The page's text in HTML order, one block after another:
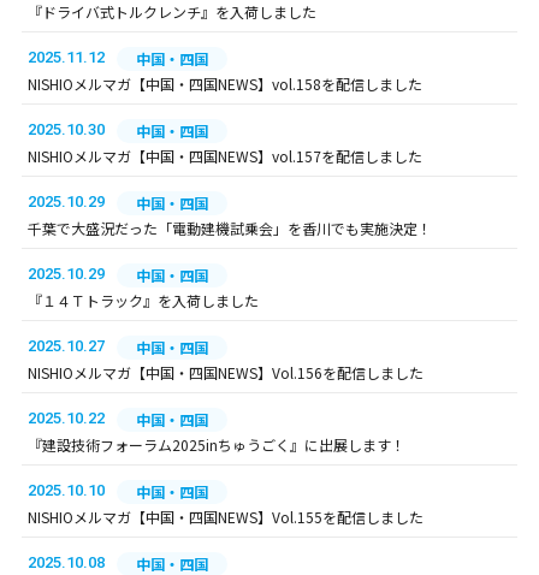
『ドライバ式トルクレンチ』を入荷しました
2025.11.12
中国・四国
NISHIOメルマガ【中国・四国NEWS】vol.158を配信しました
2025.10.30
中国・四国
NISHIOメルマガ【中国・四国NEWS】vol.157を配信しました
2025.10.29
中国・四国
千葉で大盛況だった「電動建機試乗会」を香川でも実施決定！
2025.10.29
中国・四国
『１４Ｔトラック』を入荷しました
2025.10.27
中国・四国
NISHIOメルマガ【中国・四国NEWS】Vol.156を配信しました
2025.10.22
中国・四国
『建設技術フォーラム2025inちゅうごく』に出展します！
2025.10.10
中国・四国
NISHIOメルマガ【中国・四国NEWS】Vol.155を配信しました
2025.10.08
中国・四国